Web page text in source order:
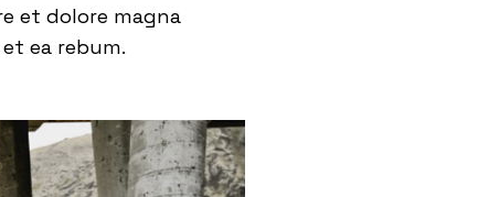
et dolore magna
ea rebum.